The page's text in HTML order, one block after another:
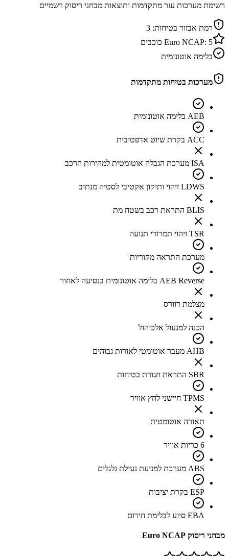
רשימת מערכות עזר מתקדמות ותוצאות מבחני ריסוק רשמיים
רמת אבזור בטיחות: 3
Euro NCAP: 5
כוכבים
בלימה אוטונומית
מערכות בטיחות מתקדמות
AEB בלימה אוטונומית
ACC בקרת שיוט אדפטיבית
ISA מערכת הגבלה אוטומטית למהירות הרכב
LDWS זיהוי ותיקון אקטיבי לסטיה מנתיב
BLIS התראת רכב בשטח מת
TSR זיהוי תמרורי תנועה
מערכת התראה מקוריות
AEB Reverse בלימה אוטונומית בנסיעה לאחור
מצלמת רוורס
הכנה למנעול אלכוהול
AHB מעבר אוטומטי לאורות גבוהים
SBR התראת חגורת בטיחות
TPMS חיישני לחץ אוויר
תאורה אוטומטית
6 כריות אוויר
ABS מערכת למניעת נעילת גלגלים
ESP בקרת יציבות
EBA סיוע לבלימת חירום
מבחני ריסוק Euro NCAP